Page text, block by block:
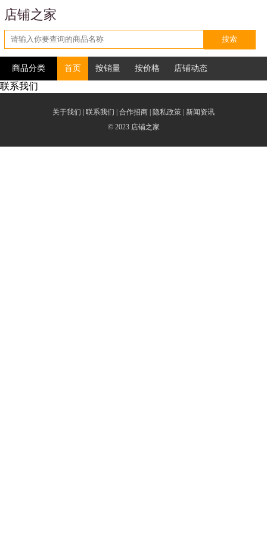
店铺之家
搜索
商品分类 首页 按销量 按价格 店铺动态
联系我们
关于我们 联系我们 合作招商 隐私政策
新闻资讯
© 2023 店铺之家